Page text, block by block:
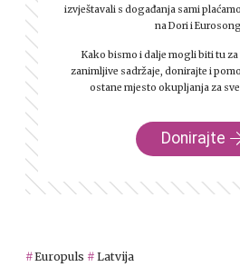
izvještavali s događanja sami
na Dori i
Kako bismo i dalje mogli biti tu
zanimljive sadržaje, donirajte i
ostane mjesto okupljanja za
Donirajte
Europuls Latvija